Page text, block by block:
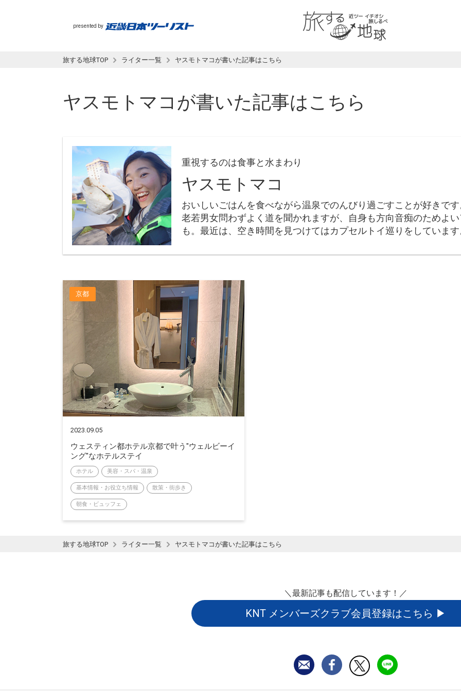
presented by
旅する地球TOP ライター一覧 ヤスモトマコが書いた記事はこちら
ヤスモトマコ が書いた記事はこちら
重視するのは食事と水まわり
ヤスモトマコ
おいしいごはんを食べながら温泉でのんびり過ごすことが好きで
老若男女問わずよく道を聞かれますが、自身も方向音痴のためよ
も。最近は、空き時間を見つけてはカプセルトイ巡りをしていま
京都
2023.09.05
ウェスティン都ホテル京都で叶う"ウェルビーイ
ング"なホテルステイ
ホテル 美容・スパ・温泉
基本情報・お役立ち情報 散策・街歩き
朝食・ビュッフェ
旅する地球TOP ライター一覧 ヤスモトマコが書いた記事はこちら
＼最新記事も配信しています！／
KNT メンバーズクラブ会員登録はこちら